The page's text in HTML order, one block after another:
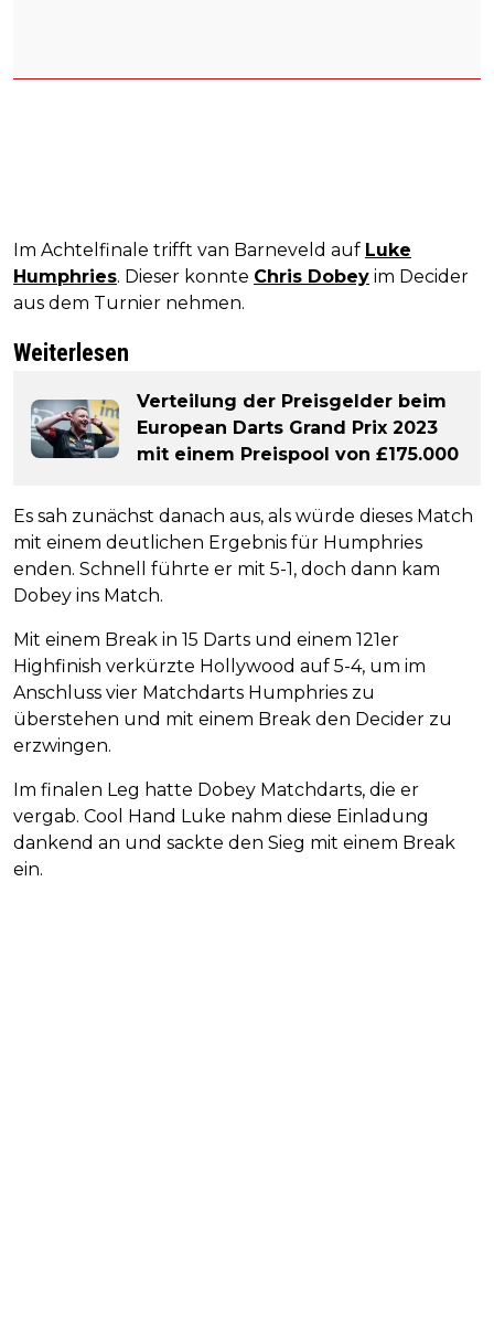
Im Achtelfinale trifft van Barneveld auf Luke
Humphries. Dieser konnte Chris Dobey im Decider
aus dem Turnier nehmen.
Weiterlesen
Verteilung der Preisgelder beim
European Darts Grand Prix 2023
mit einem Preispool von £175.000
Es sah zunächst danach aus, als würde dieses Match
mit einem deutlichen Ergebnis für Humphries
enden. Schnell führte er mit 5-1, doch dann kam
Dobey ins Match.
Mit einem Break in 15 Darts und einem 121er
Highfinish verkürzte Hollywood auf 5-4, um im
Anschluss vier Matchdarts Humphries zu
überstehen und mit einem Break den Decider zu
erzwingen.
Im finalen Leg hatte Dobey Matchdarts, die er
vergab. Cool Hand Luke nahm diese Einladung
dankend an und sackte den Sieg mit einem Break
ein.